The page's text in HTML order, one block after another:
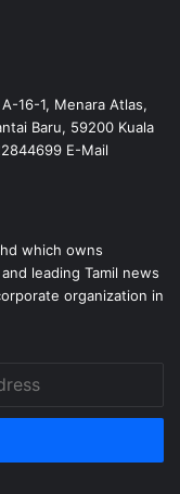
16-1, Menara Atlas,
Baru, 59200 Kuala
E-Mail
which owns
leading Tamil news
organization in